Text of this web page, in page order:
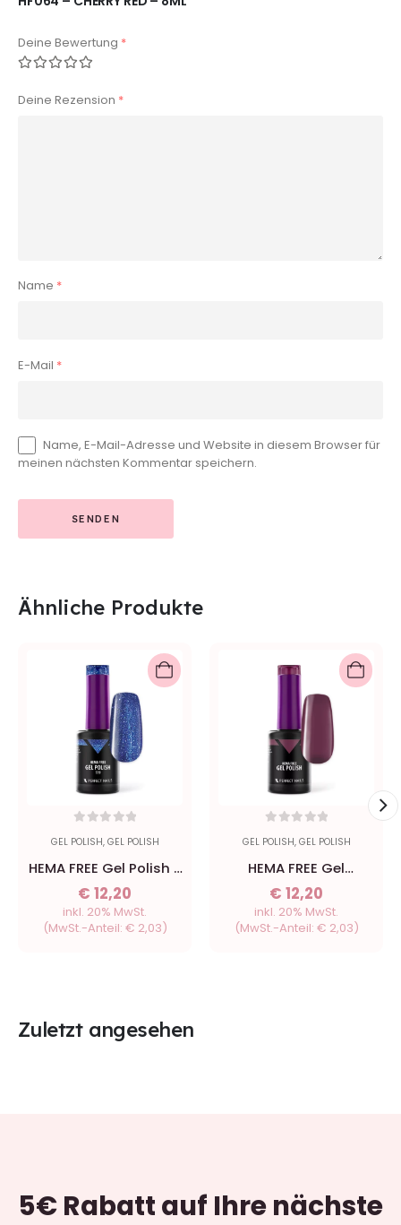
Deine Bewertung *
Deine Rezension *
Name *
E-Mail *
Name, E-Mail-Adresse und Website in diesem Browser für
meinen nächsten Kommentar speichern.
Ähnliche Produkte
GEL POLISH, GEL POLISH
HEMA FREE Gel Polish -
119 Nordic Sky - 8ml
€ 12,20
inkl. 20% MwSt.
(MwSt.-Anteil: € 2,03)
GEL POLISH, GEL POLISH
HEMA FREE Gel
Beetroot - 8ml
€ 12,20
inkl. 20% MwSt.
(MwSt.-Anteil: € 2,03)
Zuletzt angesehen
5€ Rabattauf Ihre nächste